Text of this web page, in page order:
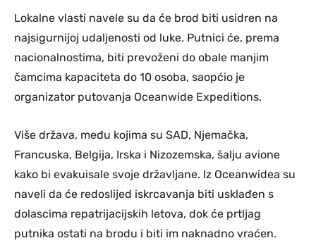
Lokalne vlasti navele su da će brod biti usidren na
najsigurnijoj udaljenosti od luke. Putnici će, prema
nacionalnostima, biti prevoženi do obale manjim
čamcima kapaciteta do 10 osoba, saopćio je
organizator putovanja Oceanwide Expeditions.
Više država, među kojima su SAD, Njemačka,
Francuska, Belgija, Irska i Nizozemska, šalju avione
kako bi evakuisale svoje državljane. Iz Oceanwidea su
naveli da će redoslijed iskrcavanja biti usklađen s
dolascima repatrijacijskih letova, dok će prtljag
putnika ostati na brodu i biti im naknadno vraćen.